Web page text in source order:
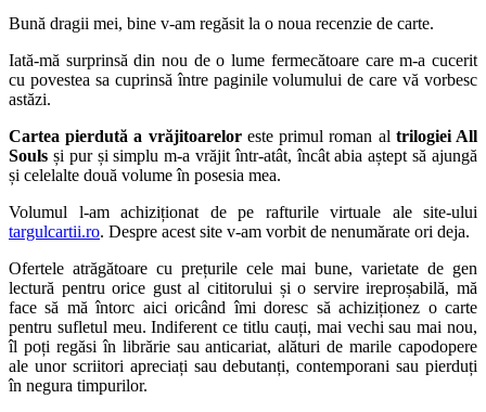
Bună dragii mei, bine v-am regăsit la o noua recenzie de carte.
Iată-mă surprinsă din nou de o lume fermecătoare care m-a cucerit
cu povestea sa cuprinsă între paginile volumului de care vă vorbesc
astăzi.
Cartea pierdută a vrăjitoareloreste primul roman al trilogiei All
Souls și pur și simplu m-a vrăjit într-atât, încât abia aștept să ajungă
și celelalte două volume în posesia mea.
Volumul l-am achiziționat de pe rafturile virtuale ale site-ului
targulcartii.ro. Despre acest site v-am vorbit de nenumărate ori deja.
Ofertele atrăgătoare cu prețurile cele mai bune, varietate de gen
lectură pentru orice gust al cititorului și o servire ireproșabilă, mă
face să mă întorc aici oricând îmi doresc să achiziționez o carte
pentru sufletul meu. Indiferent ce titlu cauți, mai vechi sau mai nou,
îl poți regăsi în librărie sau anticariat, alături de marile capodopere
ale unor scriitori apreciați sau debutanți, contemporani sau pierduți
în negura timpurilor.